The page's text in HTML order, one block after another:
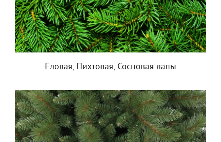
Еловая, Пихтовая, Сосновая лапы